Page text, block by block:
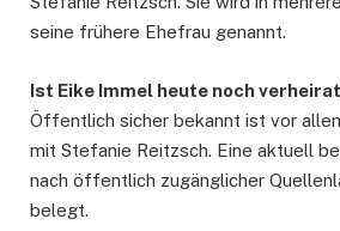
seine frühere Ehefrau genannt.
Ist Eike Immel heute noch
Öffentlich sicher bekannt ist vor
mit Stefanie Reitzsch. Eine aktuell
nach öffentlich zugänglicher
belegt.